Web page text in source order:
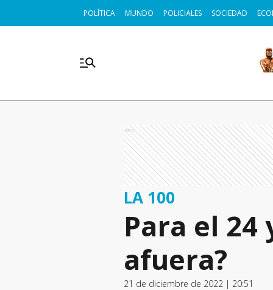
POLÍTICA MUNDO POLICIALES SOCIEDAD
Ads
LA 100
Para el 24
afuera?
21 de diciembre de 2022 | 20:51